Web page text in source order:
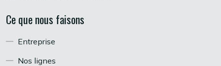
Ce que nous faisons
Entreprise
Nos lignes